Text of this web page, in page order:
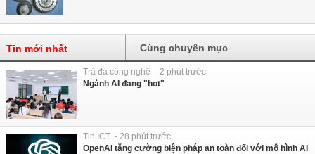
Tin mới nhất Cùng chuyên mục
Trà đá công nghệ - 2 phút trước
Ngành AI đang "hot"
Tin ICT - 28 phút trước
OpenAI tăng cường biện pháp an toàn đối với mô hình AI